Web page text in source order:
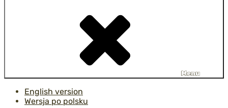
Menu
English version
Wersja po polsku